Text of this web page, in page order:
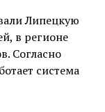
Липецкую
в регионе
Согласно
система